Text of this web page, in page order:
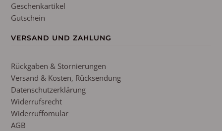
Geschenkartikel
Gutschein
VERSAND UND ZAHLUNG
Rückgaben & Stornierungen
Versand & Kosten, Rücksendung
Datenschutzerklärung
Widerrufsrecht
Widerruffomular
AGB